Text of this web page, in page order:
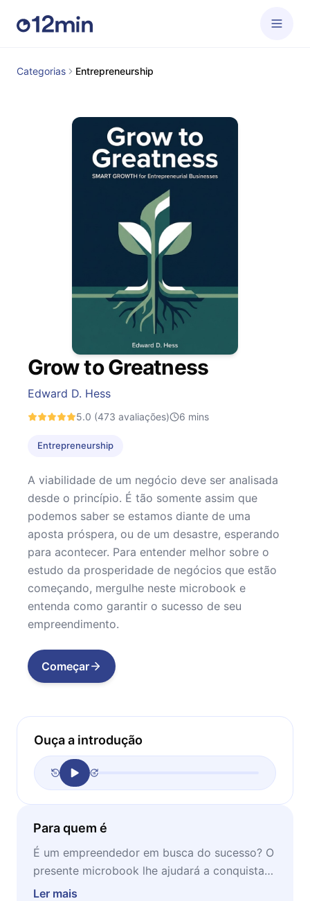
Categorias Entrepreneurship
Grow to Greatness
Edward D. Hess
5.0 (473 avaliações) 6 mins
Entrepreneurship
A viabilidade de um negócio deve ser analisada
desde o princípio. É tão somente assim que
podemos saber se estamos diante de uma
aposta próspera, ou de um desastre, esperando
para acontecer. Para entender melhor sobre o
estudo da prosperidade de negócios que estão
começando, mergulhe neste microbook e
entenda como garantir o sucesso de seu
empreendimento.
Começar
Ouça a introdução
Para quem é
É um empreendedor em busca do sucesso? O
presente microbook lhe ajudará a conquistar
este futuro próspero que tanto deseja. Ideal
Ler mais